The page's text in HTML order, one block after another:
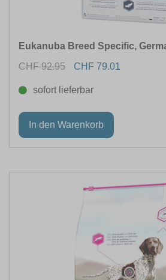
Eukanuba Breed Specific,
CHF 92.95
CHF 79.01
sofort lieferbar